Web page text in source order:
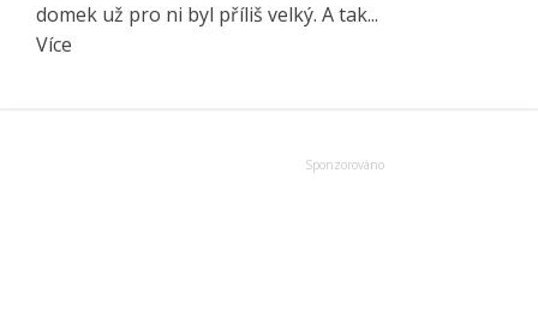
domek už pro ni byl příliš velký. A tak...
Více